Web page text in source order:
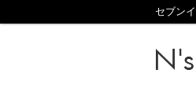
セブン